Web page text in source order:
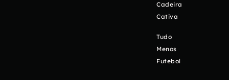
Cadeira
Cativa
Tudo
Menos
Futebol